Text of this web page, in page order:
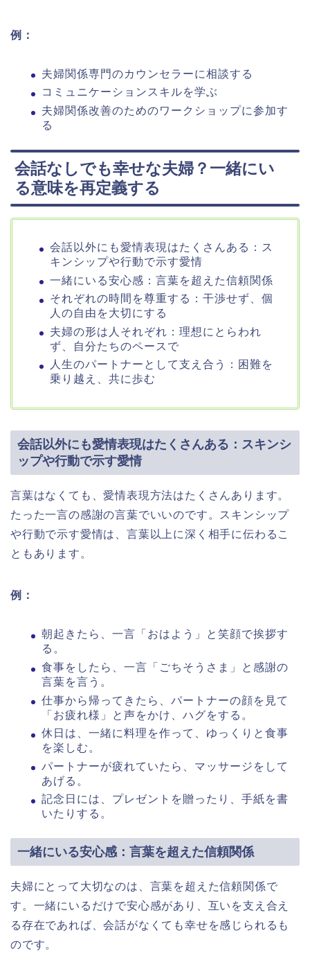
例：
夫婦関係専門のカウンセラーに相談する
コミュニケーションスキルを学ぶ
夫婦関係改善のためのワークショップに参加す
る
会話なしでも幸せな夫婦？一緒にい
る意味を再定義する
会話以外にも愛情表現はたくさんある：ス
キンシップや行動で示す愛情
一緒にいる安心感：言葉を超えた信頼関係
それぞれの時間を尊重する：干渉せず、個
人の自由を大切にする
夫婦の形は人それぞれ：理想にとらわれ
ず、自分たちのペースで
人生のパートナーとして支え合う：困難を
乗り越え、共に歩む
会話以外にも愛情表現はたくさんある：スキンシ
ップや行動で示す愛情
言葉はなくても、愛情表現方法はたくさんあります。
たった一言の感謝の言葉でいいのです。スキンシップ
や行動で示す愛情は、言葉以上に深く相手に伝わるこ
ともあります。
例：
朝起きたら、一言「おはよう」と笑顔で挨拶す
る。
食事をしたら、一言「ごちそうさま」と感謝の
言葉を言う。
仕事から帰ってきたら、パートナーの顔を見て
「お疲れ様」と声をかけ、ハグをする。
休日は、一緒に料理を作って、ゆっくりと食事
を楽しむ。
パートナーが疲れていたら、マッサージをして
あげる。
記念日には、プレゼントを贈ったり、手紙を書
いたりする。
一緒にいる安心感：言葉を超えた信頼関係
夫婦にとって大切なのは、言葉を超えた信頼関係で
す。一緒にいるだけで安心感があり、互いを支え合え
る存在であれば、会話がなくても幸せを感じられるも
のです。